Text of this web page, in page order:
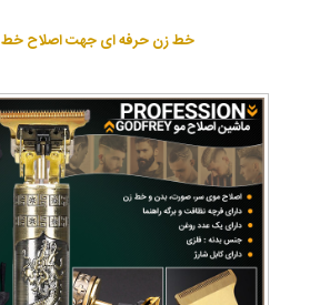
خط زن حرفه ای جهت اصلاح